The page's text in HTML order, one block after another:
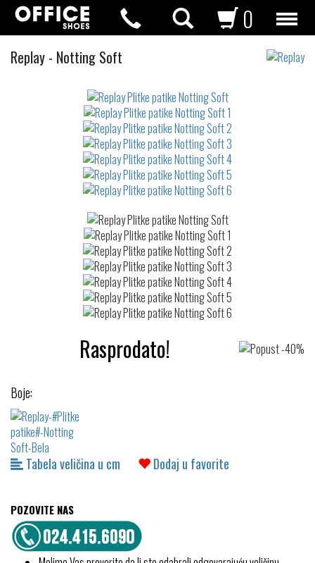
0
Replay Plitke
- Notting Soft
Rasprodato!
Boje:
Tabela veličina u cm Dodaj u favorite
POZOVITE NAS